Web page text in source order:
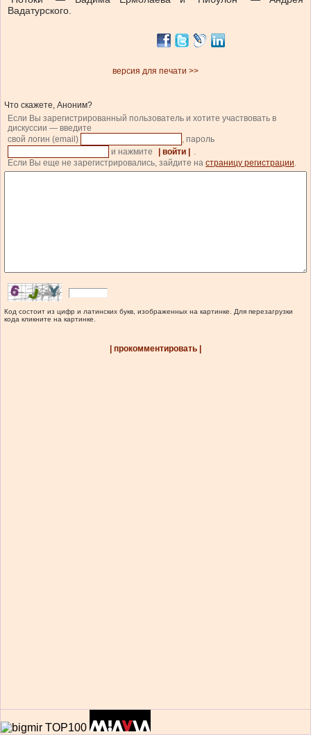
Вадатурского.
версия для печати >>
Что скажете, Аноним?
Если Вы зарегистрированный пользователь и хотите участвовать в
дискуссии — введите
свой логин (email)
, пароль
и нажмите
| войти |
.
Если Вы еще не зарегистрировались, зайдите на страницу регистрации.
Код состоит из цифр и латинских букв, изображенных на картинке. Для перезагрузки
кода кликните на картинке.
| прокомментировать |